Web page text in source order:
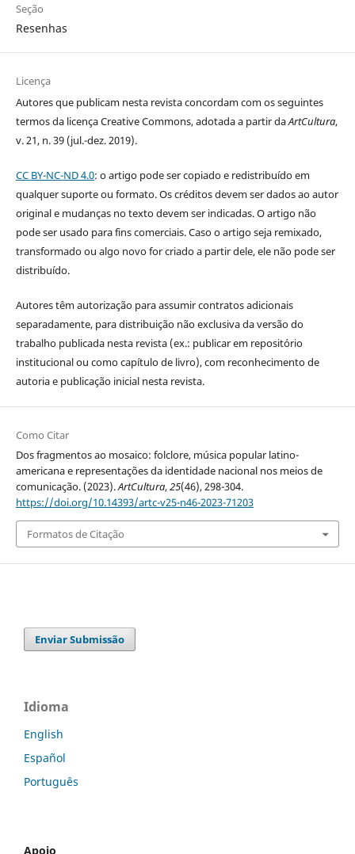
Seção
Resenhas
Licença
Autores que publicam nesta revista concordam com os seguintes
termos da licença Creative Commons, adotada a partir daArtCultura,
v. 21, n. 39 (jul.-dez. 2019).
CC BY-NC-ND 4.0: o artigo pode ser copiado e redistribuído em
qualquer suporte ou formato. Os créditos devem ser dados ao autor
original e mudanças no texto devem ser indicadas. O artigo não
pode ser usado para fins comerciais. Caso o artigo seja remixado,
transformado ou algo novo for criado a partir dele, ele não pode ser
distribuído.
Autores têm autorização para assumir contratos adicionais
separadamente, para distribuição não exclusiva da versão do
trabalho publicada nesta revista (ex.: publicar em repositório
institucional ou como capítulo de livro), com reconhecimento de
autoria e publicação inicial nesta revista.
Como Citar
Dos fragmentos ao mosaico: folclore, música popular latino-
americana e representações da identidade nacional nos meios de
comunicação. (2023).ArtCultura,25(46), 298-304.
https://doi.org/10.14393/artc-v25-n46-2023-71203
Formatos de Citação
Enviar Submissão
Idioma
English
Español
Português
Apoio